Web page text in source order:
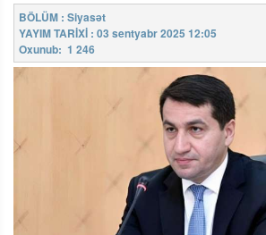
BÖLÜM : Siyasət
YAYIM TARİXİ : 03 sentyabr 2025 12:05
Oxunub: 1 246